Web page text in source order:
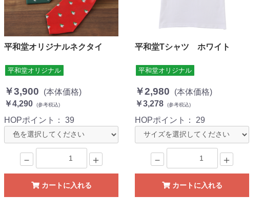
平和堂オリジナルネクタイ
平和堂オリジナル
￥3,900
(本体価格)
￥4,290
(参考税込)
HOPポイント：39
－ ＋
カートに入れる
平和堂Tシャツ ホワイト
平和堂オリジナル
￥2,980
(本体価格)
￥3,278
(参考税込)
HOPポイント： 29
－ ＋
カートに入れる